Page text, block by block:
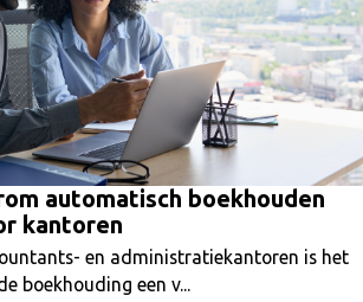
automatisch boekhouden
kantoren
en administratiekantoren is het
boekhouding een v...